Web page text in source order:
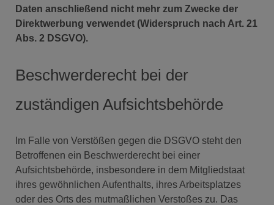
Daten anschließend nicht mehr zum Zwecke der
Direktwerbung verwendet (Widerspruch nach Art. 21
Abs. 2 DSGVO).
Beschwerderecht bei der
zuständigen Aufsichtsbehörde
Im Falle von Verstößen gegen die DSGVO steht den
Betroffenen ein Beschwerderecht bei einer
Aufsichtsbehörde, insbesondere in dem Mitgliedstaat
ihres gewöhnlichen Aufenthalts, ihres Arbeitsplatzes
oder des Orts des mutmaßlichen Verstoßes zu. Das